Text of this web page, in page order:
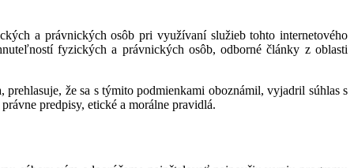
a právnických osôb pri využívaní služieb tohto internetového
fyzických a právnických osôb, odborné články z oblasti
že sa s týmito podmienkami oboznámil, vyjadril súhlas s
predpisy, etické a morálne pravidlá.